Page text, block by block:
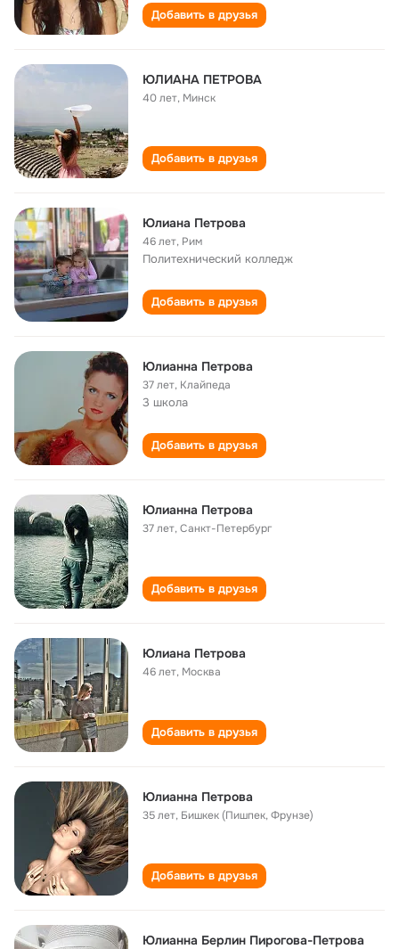
Добавить в друзья
ЮЛИАНА ПЕТРОВА
40 лет, Минск
Добавить в друзья
Юлиана Петрова
46 лет, Рим
Политехнический колледж
Добавить в друзья
Юлианна Петрова
37 лет, Клайпеда
3 школа
Добавить в друзья
Юлианна Петрова
37 лет,Санкт-Петербург
Добавить в друзья
Юлиана Петрова
46 лет, Москва
Добавить в друзья
Юлианна Петрова
35 лет, Бишкек (Пишпек, Фрунзе)
Добавить в друзья
Юлианна Берлин Пирогова-Петрова